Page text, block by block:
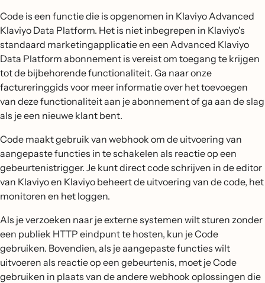
Code is een functie die is opgenomen in Klaviyo Advanced
Klaviyo Data Platform. Het is niet inbegrepen in Klaviyo's
standaard marketingapplicatie en een Advanced Klaviyo
Data Platform abonnement is vereist om toegang te krijgen
tot de bijbehorende functionaliteit. Ga naar onze
factureringgids voor meer informatie over het toevoegen
van deze functionaliteit aan je abonnement of ga aan de slag
als je een nieuwe klant bent.
Code maakt gebruik van webhook om de uitvoering van
aangepaste functies in te schakelen als reactie op een
gebeurtenistrigger. Je kunt direct code schrijven in de editor
van Klaviyo en Klaviyo beheert de uitvoering van de code, het
monitoren en het loggen.
Als je verzoeken naar je externe systemen wilt sturen zonder
een publiek HTTP eindpunt te hosten, kun je Code
gebruiken. Bovendien, als je aangepaste functies wilt
uitvoeren als reactie op een gebeurtenis, moet je Code
gebruiken in plaats van de andere webhook oplossingen die